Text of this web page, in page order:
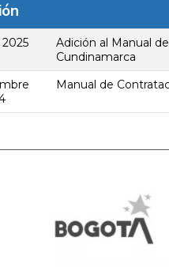
Adición al Manual
Cundinamarca
Manual de